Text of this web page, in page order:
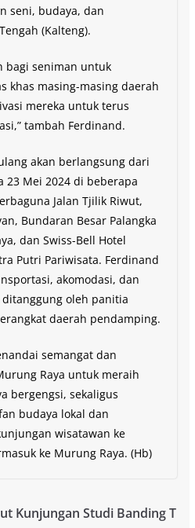
seni, budaya, dan
(Kalteng).
bagi seniman untuk
khas masing-masing daerah
mereka untuk terus
tambah Ferdinand.
akan berlangsung dari
23 Mei 2024 di beberapa
Jalan Tjilik Riwut,
Bundaran Besar Palangka
dan Swiss-Bell Hotel
Putri Pariwisata. Ferdinand
akomodasi, dan
oleh panitia
daerah pendamping.
semangat dan
Raya untuk meraih
bergengsi, sekaligus
budaya lokal dan
wisatawan ke
ke Murung Raya. (Hb)
Kunjungan Studi Banding T